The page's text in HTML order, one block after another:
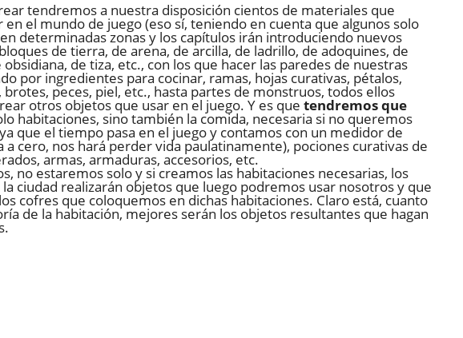
tendremos a nuestra disposición cientos de materiales que
el mundo de juego (eso sí, teniendo en cuenta que algunos solo
determinadas zonas y los capítulos irán introduciendo nuevos
de tierra, de arena, de arcilla, de ladrillo, de adoquines, de
de tiza, etc., con los que hacer las paredes de nuestras
por ingredientes para cocinar, ramas, hojas curativas, pétalos,
peces, piel, etc., hasta partes de monstruos, todos ellos
otros objetos que usar en el juego. Y es que tendremos que
habitaciones, sino también la comida, necesaria si no queremos
que el tiempo pasa en el juego y contamos con un medidor de
a cero, nos hará perder vida paulatinamente), pociones curativas de
armas, armaduras, accesorios, etc.
no estaremos solo y si creamos las habitaciones necesarias, los
ciudad realizarán objetos que luego podremos usar nosotros y que
cofres que coloquemos en dichas habitaciones. Claro está, cuanto
de la habitación, mejores serán los objetos resultantes que hagan